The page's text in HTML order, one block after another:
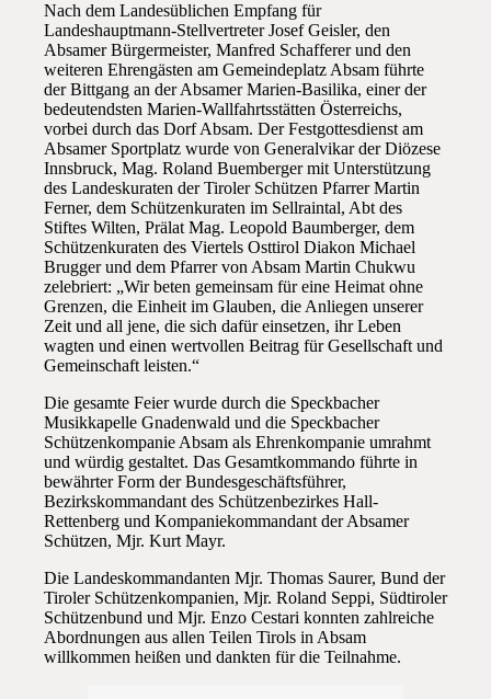
Nach dem Landesüblichen Empfang für
Landeshauptmann-Stellvertreter Josef Geisler, den
Absamer Bürgermeister, Manfred Schafferer und den
weiteren Ehrengästen am Gemeindeplatz Absam führte
der Bittgang an der Absamer Marien-Basilika, einer der
bedeutendsten Marien-Wallfahrtsstätten Österreichs,
vorbei durch das Dorf Absam. Der Festgottesdienst am
Absamer Sportplatz wurde von Generalvikar der Diözese
Innsbruck, Mag. Roland Buemberger mit Unterstützung
des Landeskuraten der Tiroler Schützen Pfarrer Martin
Ferner, dem Schützenkuraten im Sellraintal, Abt des
Stiftes Wilten, Prälat Mag. Leopold Baumberger, dem
Schützenkuraten des Viertels Osttirol Diakon Michael
Brugger und dem Pfarrer von Absam Martin Chukwu
zelebriert: „Wir beten gemeinsam für eine Heimat ohne
Grenzen, die Einheit im Glauben, die Anliegen unserer
Zeit und all jene, die sich dafür einsetzen, ihr Leben
wagten und einen wertvollen Beitrag für Gesellschaft und
Gemeinschaft leisten.“
Die gesamte Feier wurde durch die Speckbacher
Musikkapelle Gnadenwald und die Speckbacher
Schützenkompanie Absam als Ehrenkompanie umrahmt
und würdig gestaltet. Das Gesamtkommando führte in
bewährter Form der Bundesgeschäftsführer,
Bezirkskommandant des Schützenbezirkes Hall-
Rettenberg und Kompaniekommandant der Absamer
Schützen, Mjr. Kurt Mayr.
Die Landeskommandanten Mjr. Thomas Saurer, Bund der
Tiroler Schützenkompanien, Mjr. Roland Seppi, Südtiroler
Schützenbund und Mjr. Enzo Cestari konnten zahlreiche
Abordnungen aus allen Teilen Tirols in Absam
willkommen heißen und dankten für die Teilnahme.